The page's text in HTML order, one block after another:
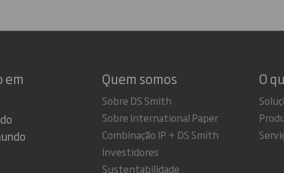
em
Quem somos
Sobre DS Smith
Sobre International Paper
Combinação IP + DS Smith
Investidores
Sustentabilidade
O